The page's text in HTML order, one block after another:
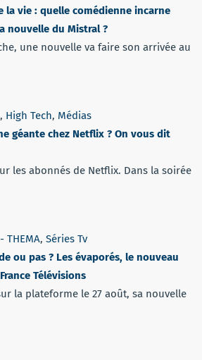
la vie : quelle comédienne incarne
nouvelle du Mistral ?
une nouvelle va faire son arrivée au
, High Tech, Médias
géante chez Netflix ? On vous dit
les abonnés de Netflix. Dans la soirée
THEMA, Séries Tv
ou pas ? Les évaporés, le nouveau
Télévisions
la plateforme le 27 août, sa nouvelle